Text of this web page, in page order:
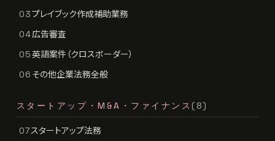
03プレイブック作成補助業務
04広告審査
05英語案件（クロスボーダー）
06 その他企業法務全般
スタートアップ・M&A・ファイナンス (8)
07スタートアップ法務